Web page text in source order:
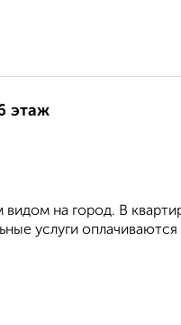
этаж
на город. В
услуги оплачиваются